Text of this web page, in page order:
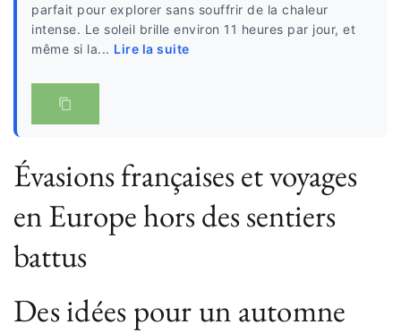
parfait pour explorer sans souffrir de la chaleur
intense. Le soleil brille environ 11 heures par jour, et
même si la... Lire la suite
Évasions françaises et voyages
en Europe hors des sentiers
battus
Des idées pour un automne